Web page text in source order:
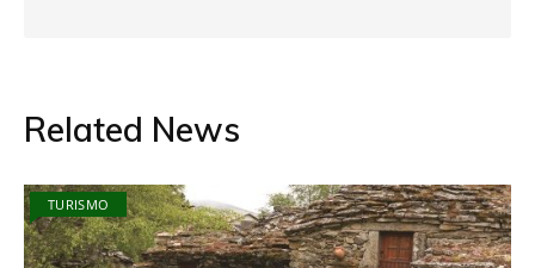
Related News
TURISMO